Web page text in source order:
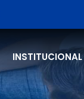
INSTITUCIONAL